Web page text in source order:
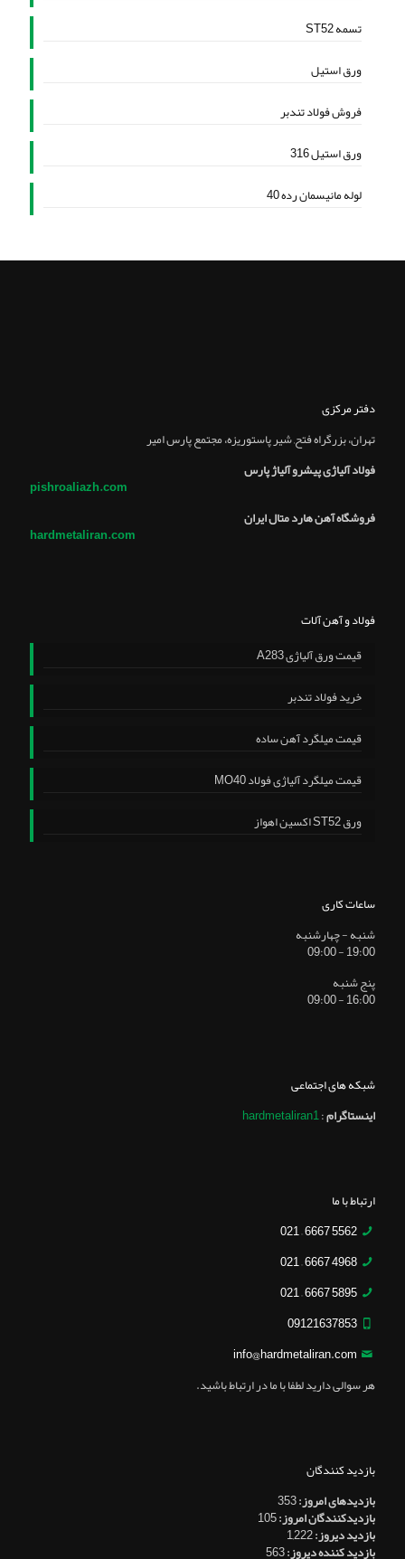
تسمه ST52
ورق استیل
فروش فولاد تندبر
ورق استیل 316
لوله مانیسمان رده 40
دفتر مرکزی
تهران، بزرگراه فتح, شير پاستوريزه، مجتمع پارس امير
فولاد آلیاژی پیشرو آلیاژ پارس
pishroaliazh.com
فروشگاه آهن هارد متال ایران
hardmetaliran.com
فولاد و آهن آلات
قیمت ورق آلیاژی A283
خرید فولاد تندبر
قیمت میلگرد آهن ساده
قیمت میلگرد آلیاژی فولاد MO40
ورق ST52 اکسین اهواز
ساعات کاری
شنبه - چهارشنبه
19:00 - 09:00
پنج شنبه
16:00 - 09:00
شبکه های اجتماعی
اینستاگرام:
hardmetaliran1
ارتباط با ما
5562 6667 – 021
4968 6667 – 021
5895 6667 – 021
09121637853
info@hardmetaliran.com
هر سوالی دارید لطفا با ما در ارتباط باشید.
بازدید کنندگان
بازدیدهای امروز:353
بازدیدکنندگان امروز:105
بازدید دیروز:1,222
بازدید کننده دیروز:563